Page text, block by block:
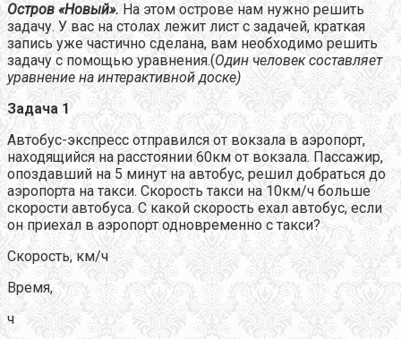
Остров «Новый». На этом острове нам нужно решить
задачу. У вас на столах лежит лист с задачей, краткая
запись уже частично сделана, вам необходимо решить
задачу с помощью уравнения.(Один человек составляет
уравнение на интерактивной доске)
Задача 1
Автобус-экспресс отправился от вокзала в аэропорт,
находящийся на расстоянии 60км от вокзала. Пассажир,
опоздавший на 5 минут на автобус, решил добраться до
аэропорта на такси. Скорость такси на 10км/ч больше
скорости автобуса. С какой скорость ехал автобус, если
он приехал в аэропорт одновременно с такси?
Скорость, км/ч
Время,
ч